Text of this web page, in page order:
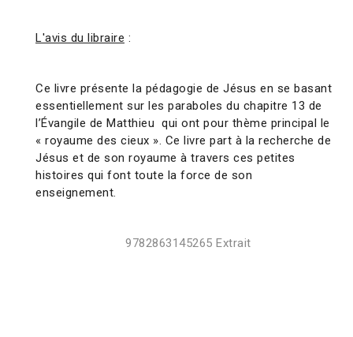
L'avis du libraire :
Ce livre présente la pédagogie de Jésus en se basant
essentiellement sur les paraboles du chapitre 13 de
l’Évangile de Matthieu qui ont pour thème principal le
« royaume des cieux ». Ce livre part à la recherche de
Jésus et de son royaume à travers ces petites
histoires qui font toute la force de son
enseignement.
9782863145265 Extrait